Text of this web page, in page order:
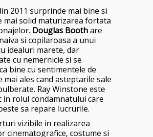
2011 surprinde mai bine si
mai solid maturizarea fortata
Douglas Boothare
si copilaroasa a unui
idealuri marete, dar
cu nemernicie si se
bine cu sentimentele de
mai ales cand asteptarile sale
Ray Winstone este
in rolul condamnatului care
sa repare lucrurile.
vizibile in realizarea
cinematografice, costume si